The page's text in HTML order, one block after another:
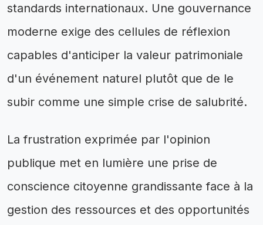
standards internationaux. Une gouvernance
moderne exige des cellules de réflexion
capables d'anticiper la valeur patrimoniale
d'un événement naturel plutôt que de le
subir comme une simple crise de salubrité.
La frustration exprimée par l'opinion
publique met en lumière une prise de
conscience citoyenne grandissante face à la
gestion des ressources et des opportunités